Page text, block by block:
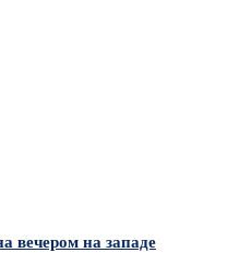
вечером на западе